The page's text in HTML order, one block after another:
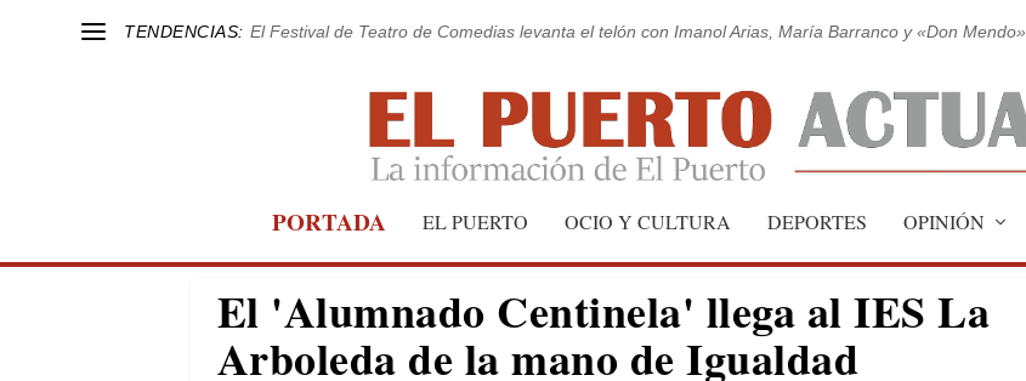
TENDENCIAS: El Festival de Teatro de Comedias levanta el telón con Imanol Arias, María Barranco y «Don Mendo»
PORTADA EL PUERTO OCIO Y CULTURA DEPORTES OPINIÓN
El 'Alumnado Centinela' llega al IES La
Arboleda de la mano de Igualdad